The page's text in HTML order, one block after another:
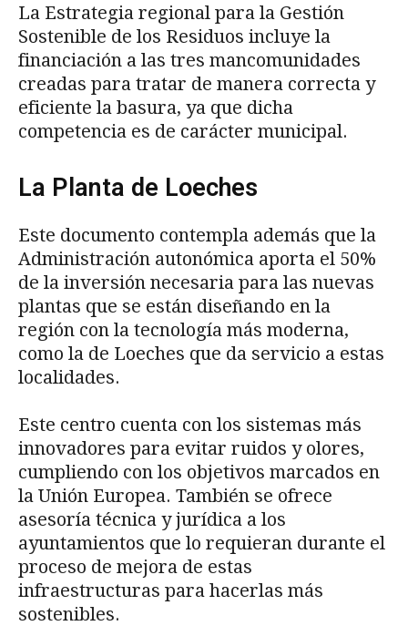
La Estrategia regional para la Gestión
Sostenible de los Residuos incluye la
financiación a las tres mancomunidades
creadas para tratar de manera correcta y
eficiente la basura, ya que dicha
competencia es de carácter municipal.
La Planta de Loeches
Este documento contempla además que la
Administración autonómica aporta el 50%
de la inversión necesaria para las nuevas
plantas que se están diseñando en la
región con la tecnología más moderna,
como la de Loeches que da servicio a estas
localidades.
Este centro cuenta con los sistemas más
innovadores para evitar ruidos y olores,
cumpliendo con los objetivos marcados en
la Unión Europea. También se ofrece
asesoría técnica y jurídica a los
ayuntamientos que lo requieran durante el
proceso de mejora de estas
infraestructuras para hacerlas más
sostenibles.